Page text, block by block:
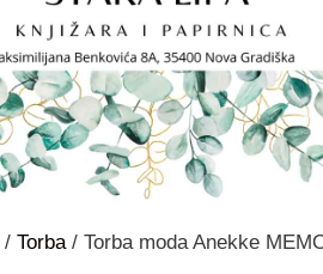
/ Torba/ Torba moda Anekke